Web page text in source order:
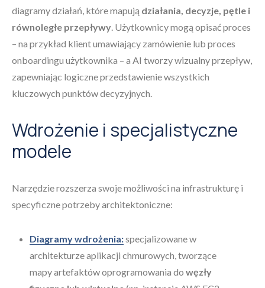
diagramy działań, które mapują działania, decyzje, pętle i
równoległe przepływy . Użytkownicy mogą opisać proces
– na przykład klient umawiający zamówienie lub proces
onboardingu użytkownika – a AI tworzy wizualny przepływ,
zapewniając logiczne przedstawienie wszystkich
kluczowych punktów decyzyjnych.
Wdrożenie i specjalistyczne
modele
Narzędzie rozszerza swoje możliwości na infrastrukturę i
specyficzne potrzeby architektoniczne:
Diagramy wdrożenia:specjalizowane w
architekturze aplikacji chmurowych, tworzące
mapy artefaktów oprogramowania do węzły